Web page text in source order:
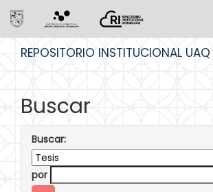
REPOSITORIO INSTITUCIONAL UAQ
Buscar
Buscar:
por